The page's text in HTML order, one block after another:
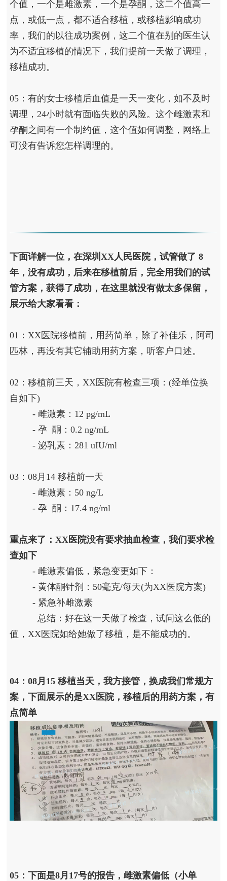
个值，一个是雌激素，一个是孕酮，这二个值高一
点，或低一点，都不适合移植，或移植影响成功
率，我们的以往成功案例，这二个值在别的医生认
为不适宜移植的情况下，我们提前一天做了调理，
移植成功。
05：有的女士移植后血值是一天一变化，如不及时
调理，24小时就有面临失败的风险。这个雌激素和
孕酮之间有一个制约值，这个值如何调整，网络上
可没有告诉您怎样调理的。
下面详解一位，在深圳XX人民医院，试管做了 8
年，没有成功，后来在移植前后，完全用我们的试
管方案，获得了成功，在这里就没有做太多保留，
展示给大家看看：
01：XX医院移植前，用药简单，除了补佳乐，阿司
匹林，再没有其它辅助用药方案，听客户口述。
02：移植前三天，XX医院有检查三项：(经单位换
自如下)
- 雌激素：12 pg/mL
- 孕 酮：0.2 ng/mL
- 泌乳素：281 uIU/ml
03：08月14 移植前一天
- 雌激素：50 ng/L
- 孕 酮：17.4 ng/ml
重点来了：XX医院没有要求抽血检查，我们要求检
查如下
- 雌激素偏低，紧急变更如下：
- 黄体酮针剂：50毫克/每天(为XX医院方案)
- 紧急补雌激素
总结：好在这一天做了检查，试问这么低的
值，XX医院如给她做了移植，是不能成功的。
04：08月15 移植当天，我方接管，换成我们常规方
案，下面展示的是XX医院，移植后的用药方案，有
点简单
05：下面是8月17号的报告，雌激素偏低（小单